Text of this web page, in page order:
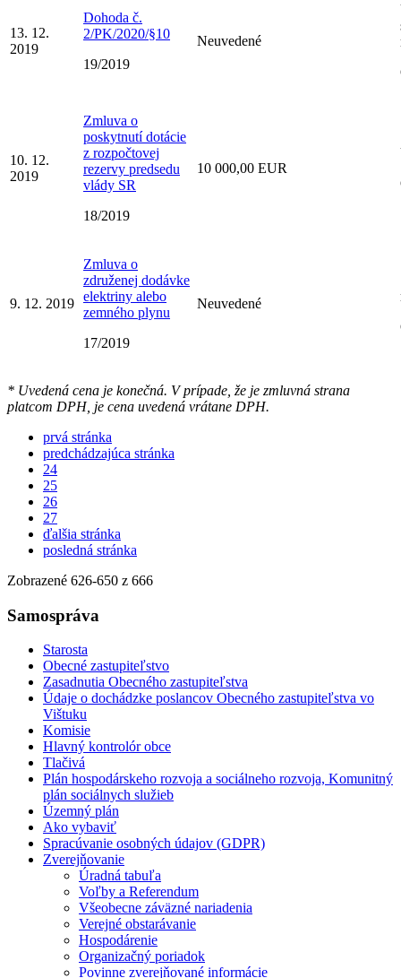
13. 12.
2019
Dohoda č.
2/PK/2020/§10
19/2019
Neuvedené
10. 12.
2019
Zmluva o
poskytnutí dotácie
z rozpočtovej
rezervy predsedu
vlády SR
18/2019
10 000,00 EUR
9. 12. 2019
Zmluva o
združenej dodávke
elektriny alebo
zemného plynu
17/2019
Neuvedené
* Uvedená cena je konečná. V prípade, že je zmluvná strana
platcom DPH, je cena uvedená vrátane DPH.
prvá stránka
predchádzajúca stránka
24
25
26
27
ďalšia stránka
posledná stránka
Zobrazené 626-650 z 666
Samospráva
Starosta
Obecné zastupiteľstvo
Zasadnutia Obecného zastupiteľstva
Údaje o dochádzke poslancov Obecného zastupiteľstva vo
Vištuku
Komisie
Hlavný kontrolór obce
Tlačivá
Plán hospodárskeho rozvoja a sociálneho rozvoja, Komunitný
plán sociálnych služieb
Územný plán
Ako vybaviť
Spracúvanie osobných údajov (GDPR)
Zverejňovanie
Úradná tabuľa
Voľby a Referendum
Všeobecne záväzné nariadenia
Verejné obstarávanie
Hospodárenie
Organizačný poriadok
Povinne zverejňované informácie